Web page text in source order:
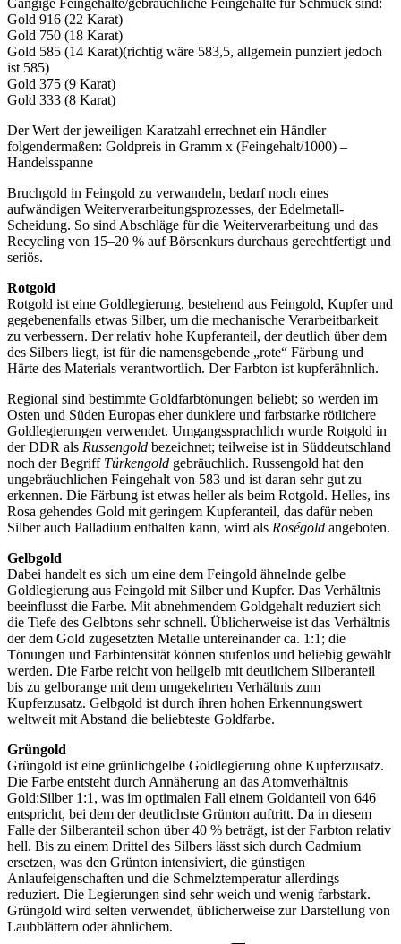
Gängige Feingehalte/gebräuchliche Feingehalte für Schmuck sind:
Gold 916 (22 Karat)
Gold 750 (18 Karat)
Gold 585 (14 Karat)(richtig wäre 583,5, allgemein punziert jedoch
ist 585)
Gold 375 (9 Karat)
Gold 333 (8 Karat)
Der Wert der jeweiligen Karatzahl errechnet ein Händler
folgendermaßen: Goldpreis in Gramm x (Feingehalt/1000) –
Handelsspanne
Bruchgold in Feingold zu verwandeln, bedarf noch eines
aufwändigen Weiterverarbeitungsprozesses, der Edelmetall-
Scheidung. So sind Abschläge für die Weiterverarbeitung und das
Recycling von 15–20 % auf Börsenkurs durchaus gerechtfertigt und
seriös.
Rotgold
Rotgold ist eine Goldlegierung, bestehend aus Feingold, Kupfer und
gegebenenfalls etwas Silber, um die mechanische Verarbeitbarkeit
zu verbessern. Der relativ hohe Kupferanteil, der deutlich über dem
des Silbers liegt, ist für die namensgebende „rote“ Färbung und
Härte des Materials verantwortlich. Der Farbton ist kupferähnlich.
Regional sind bestimmte Goldfarbtönungen beliebt; so werden im
Osten und Süden Europas eher dunklere und farbstarke rötlichere
Goldlegierungen verwendet. Umgangssprachlich wurde Rotgold in
der DDR als Russengold bezeichnet; teilweise ist in Süddeutschland
noch der Begriff Türkengold gebräuchlich. Russengold hat den
ungebräuchlichen Feingehalt von 583 und ist daran sehr gut zu
erkennen. Die Färbung ist etwas heller als beim Rotgold. Helles, ins
Rosa gehendes Gold mit geringem Kupferanteil, das dafür neben
Silber auch Palladium enthalten kann, wird als Roségold angeboten.
Gelbgold
Dabei handelt es sich um eine dem Feingold ähnelnde gelbe
Goldlegierung aus Feingold mit Silber und Kupfer. Das Verhältnis
beeinflusst die Farbe. Mit abnehmendem Goldgehalt reduziert sich
die Tiefe des Gelbtons sehr schnell. Üblicherweise ist das Verhältnis
der dem Gold zugesetzten Metalle untereinander ca. 1:1; die
Tönungen und Farbintensität können stufenlos und beliebig gewählt
werden. Die Farbe reicht von hellgelb mit deutlichem Silberanteil
bis zu gelborange mit dem umgekehrten Verhältnis zum
Kupferzusatz. Gelbgold ist durch ihren hohen Erkennungswert
weltweit mit Abstand die beliebteste Goldfarbe.
Grüngold
Grüngold ist eine grünlichgelbe Goldlegierung ohne Kupferzusatz.
Die Farbe entsteht durch Annäherung an das Atomverhältnis
Gold:Silber 1:1, was im optimalen Fall einem Goldanteil von 646
entspricht, bei dem der deutlichste Grünton auftritt. Da in diesem
Falle der Silberanteil schon über 40 % beträgt, ist der Farbton relativ
hell. Bis zu einem Drittel des Silbers lässt sich durch Cadmium
ersetzen, was den Grünton intensiviert, die günstigen
Anlaufeigenschaften und die Schmelztemperatur allerdings
reduziert. Die Legierungen sind sehr weich und wenig farbstark.
Grüngold wird selten verwendet, üblicherweise zur Darstellung von
Laubblättern oder ähnlichem.